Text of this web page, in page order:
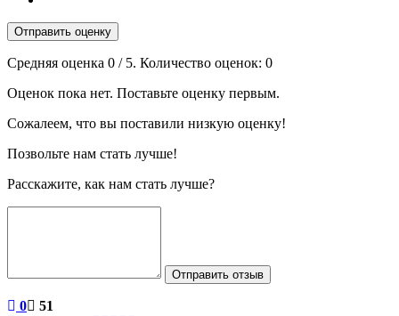
Отправить оценку
Средняя оценка 0 / 5. Количество оценок: 0
Оценок пока нет. Поставьте оценку первым.
Сожалеем, что вы поставили низкую оценку!
Позвольте нам стать лучше!
Расскажите, как нам стать лучше?
Отправить отзыв
0
51